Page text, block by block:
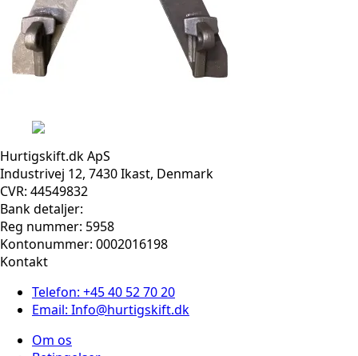
Hurtigskift.dk ApS
Industrivej 12, 7430 Ikast, Denmark
CVR: 44549832
Bank detaljer:
Reg nummer: 5958
Kontonummer: 0002016198
Kontakt
Telefon: +45 40 52 70 20
Email: Info@hurtigskift.dk
Om os